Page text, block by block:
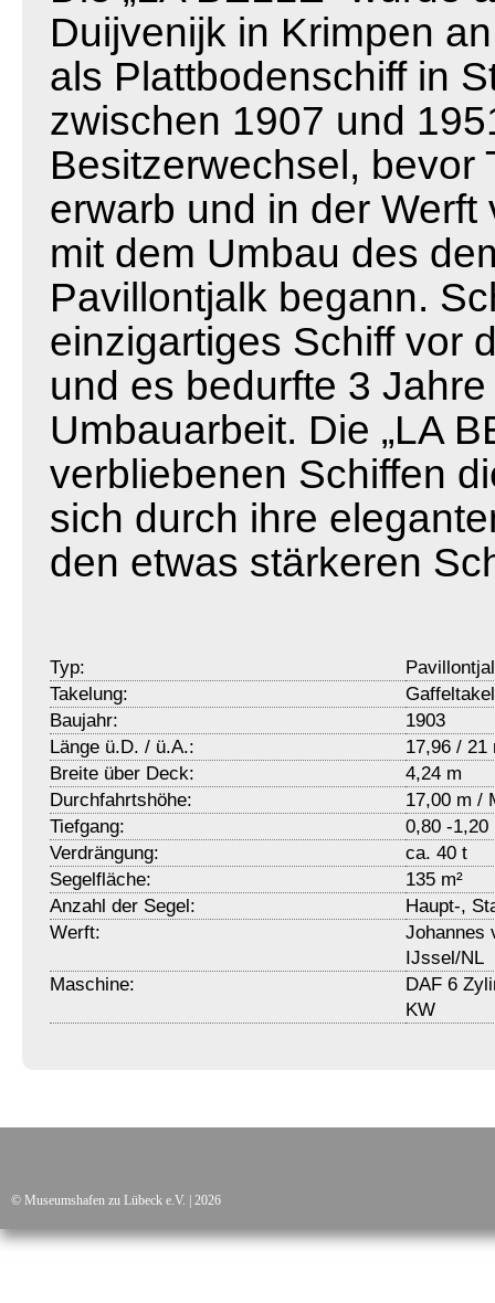
Duijvenijk in Krimpen
als Plattbodenschiff in
zwischen 1907 und
Besitzerwechsel, bevor
erwarb und in der
mit dem Umbau des
Pavillontjalk begann.
einzigartiges Schiff vor
und es bedurfte 3
Umbauarbeit. Die „LA
verbliebenen Schiffen
sich durch ihre
den etwas stärkeren
Typ:
Takelung:
Baujahr:
1903
Länge ü.D. / ü.A.:
17,96 / 21
Breite über Deck:
4,24 m
Durchfahrtshöhe:
17,00 m /
Tiefgang:
0,80 -1,20
Verdrängung:
ca. 40 t
Segelfläche:
135 m²
Anzahl der Segel:
Haupt-,
Werft:
Johannes
IJssel/NL
Maschine:
DAF 6
KW
© Museumshafen zu Lübeck e.V. | 2026